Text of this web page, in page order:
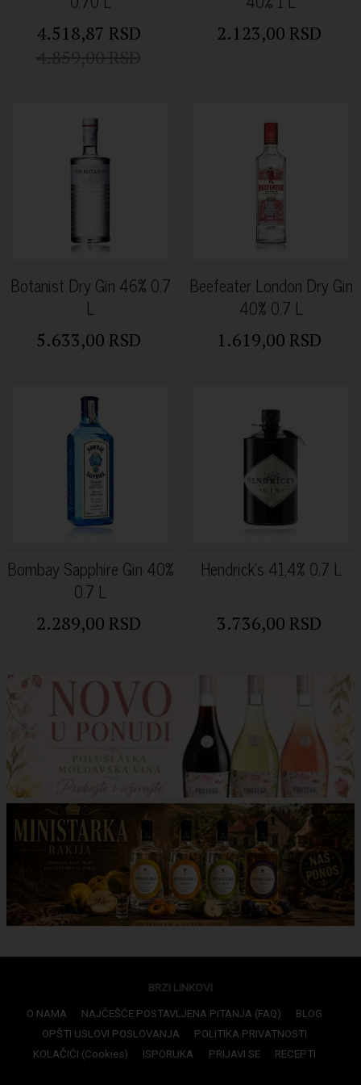
4.518,87 RSD
2.123,00 RSD
Botanist Dry Gin 46% 0.7
L
5.633,00 RSD
Beefeater London Dry Gin
40% 0.7 L
1.619,00 RSD
Bombay Sapphire Gin 40%
0.7 L
2.289,00 RSD
Hendrick’s 41,4% 0.7 L
3.736,00 RSD
BRZI LINKOVI
O NAMA NAJČEŠĆE POSTAVLJENA PITANJA (FAQ)
BLOG
OPŠTI USLOVI POSLOVANJA
POLITIKA PRIVATNOSTI
KOLAČIĆI (Cookies)
ISPORUKA PRIJAVI SE RECEPTI